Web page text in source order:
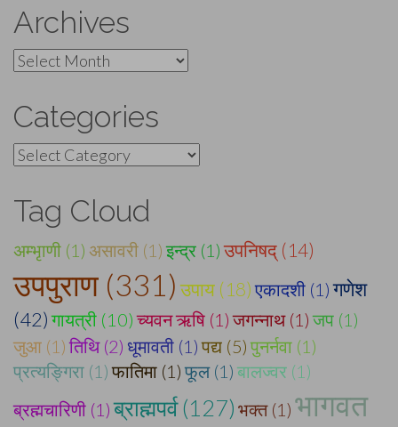
Archives
Archives
Categories
Categories
Tag Cloud
अम्भृाणी (1) असावरी (1) इन्द्र (1) उपनिषद् (14)
उपपुराण (331) उपाय (18) एकादशी (1) गणेश
(42) गायत्री (10) च्यवन ऋषि (1) जगन्नाथ (1) जप (1)
जुआ (1) तिथि (2) धूमावती (1) पद्य (5) पुनर्नवा (1)
प्रत्यङ्गिरा (1) फातिमा (1) फूल (1) बालज्वर (1)
ब्रह्मचारिणी (1) ब्राह्मपर्व (127) भक्त (1) भागवत